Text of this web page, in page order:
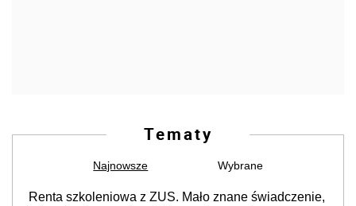
Tematy
Najnowsze Wybrane
Renta szkoleniowa z ZUS. Mało znane świadczenie,